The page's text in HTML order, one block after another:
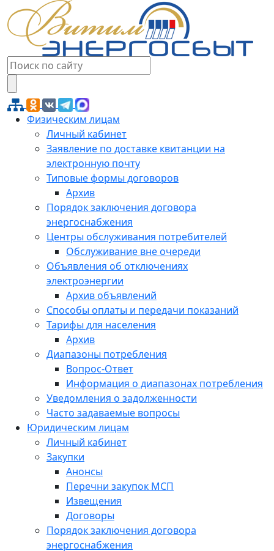
Физическим лицам
Личный кабинет
Заявление по доставке квитанции на
электронную почту
Типовые формы договоров
Архив
Порядок заключения договора
энергоснабжения
Центры обслуживания потребителей
Обслуживание вне очереди
Объявления об отключениях
электроэнергии
Архив объявлений
Способы оплаты и передачи показаний
Тарифы для населения
Архив
Диапазоны потребления
Вопрос-Ответ
Информация о диапазонах потребления
Уведомления о задолженности
Часто задаваемые вопросы
Юридическим лицам
Личный кабинет
Закупки
Анонсы
Перечни закупок МСП
Извещения
Договоры
Порядок заключения договора
энергоснабжения